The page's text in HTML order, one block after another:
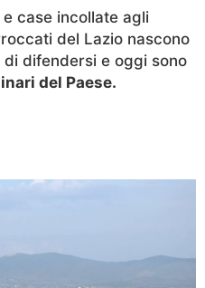
case incollate agli
del Lazio nascono
difendersi e oggi sono
del Paese.